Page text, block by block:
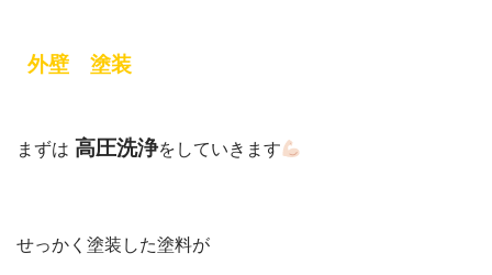
外壁 塗装
まずは 高圧洗浄をしていきます
せっかく塗装した塗料が